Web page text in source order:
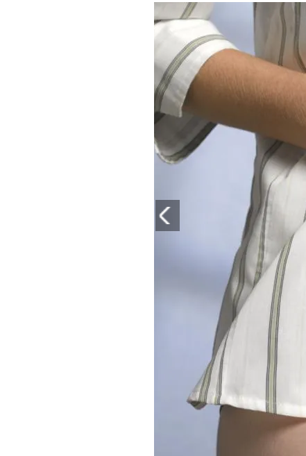
RADIO
WEB
RADIO
PLAYLIST
NEWS
FOTO
PRINCIPATO